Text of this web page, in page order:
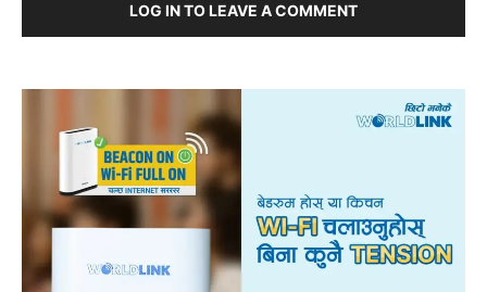
LOG IN TO LEAVE A COMMENT